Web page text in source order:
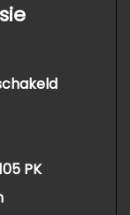
PK